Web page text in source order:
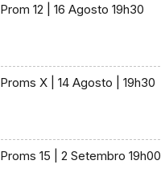
Prom 12 | 16 Agosto 19h30
Proms X | 14 Agosto | 19h30
Proms 15 | 2 Setembro 19h00